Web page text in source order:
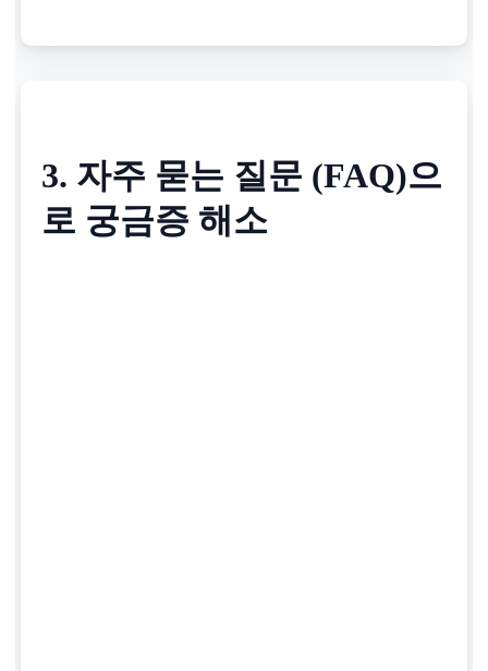
3. 자주 묻는 질문 (FAQ)으
로 궁금증 해소